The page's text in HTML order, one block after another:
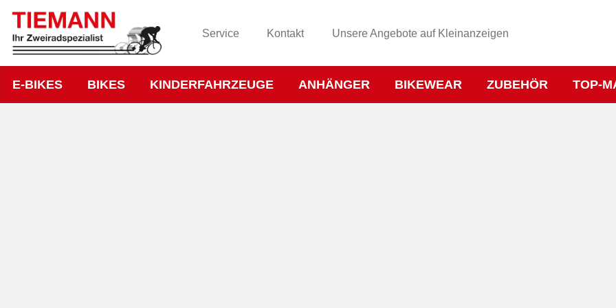
Service Kontakt Unsere Angebote auf Kleinanzeigen
E-BIKES BIKES KINDERFAHRZEUGE ANHÄNGER BIKEWEAR ZUBEHÖR TOP-